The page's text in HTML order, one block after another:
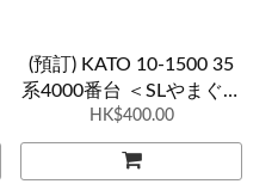
(預訂) KATO 10-1500 35
系4000番台 ＜SLやまぐち
号＞ 5両
HK$400.00